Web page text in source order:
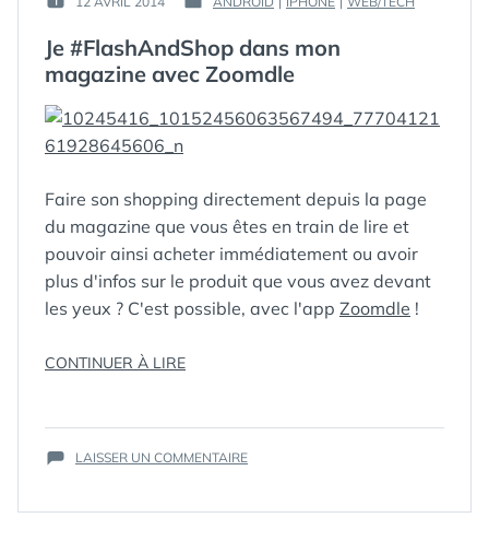
PUBLIÉ
PUBLIÉ
Je #FlashAndShop dans mon
magazine avec Zoomdle
Faire son shopping directement depuis la page
du magazine que vous êtes en train de lire et
pouvoir ainsi acheter immédiatement ou avoir
plus d'infos sur le produit que vous avez devant
les yeux ? C'est possible, avec l'app Zoomdle !
CONTINUER À LIRE« JE
MON
MAGAZINE
ÉTIQUETTES :
ANDROID ,APP,
FLASHANDSHOP,
IMMEDIATETÉ,
TENDANCES,
LAISSER UN COMMENTAIRESUR
DANS